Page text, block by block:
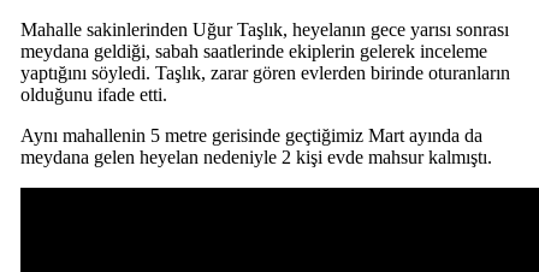
Mahalle sakinlerinden Uğur Taşlık, heyelanın gece yarısı sonrası
meydana geldiği, sabah saatlerinde ekiplerin gelerek inceleme
yaptığını söyledi. Taşlık, zarar gören evlerden birinde oturanların
olduğunu ifade etti.
Aynı mahallenin 5 metre gerisinde geçtiğimiz Mart ayında da
meydana gelen heyelan nedeniyle 2 kişi evde mahsur kalmıştı.